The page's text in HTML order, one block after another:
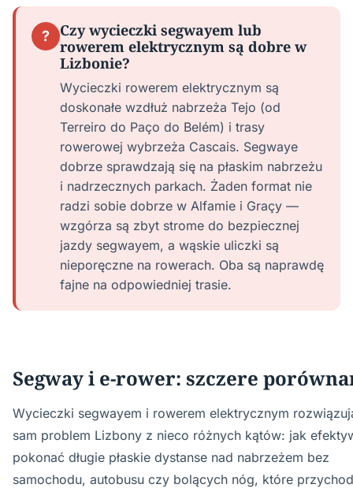
?
Czy wycieczki segwayem lub
rowerem elektrycznym są dobre w
Lizbonie?
Wycieczki rowerem elektrycznym są
doskonałe wzdłuż nabrzeża Tejo (od
Terreiro do Paço do Belém) i trasy
rowerowej wybrzeża Cascais. Segwaye
dobrze sprawdzają się na płaskim nabrzeżu
i nadrzecznych parkach. Żaden format nie
radzi sobie dobrze w Alfamie i Graçy —
wzgórza są zbyt strome do bezpiecznej
jazdy segwayem, a wąskie uliczki są
nieporęczne na rowerach. Oba są naprawdę
fajne na odpowiedniej trasie.
Segway i e-rower: szczere
Wycieczki segwayem i rowerem elektrycznym
sam problem Lizbony z nieco różnych kątów: jak
pokonać długie płaskie dystanse nad nabrzeżem bez
samochodu, autobusu czy bolących nóg, które